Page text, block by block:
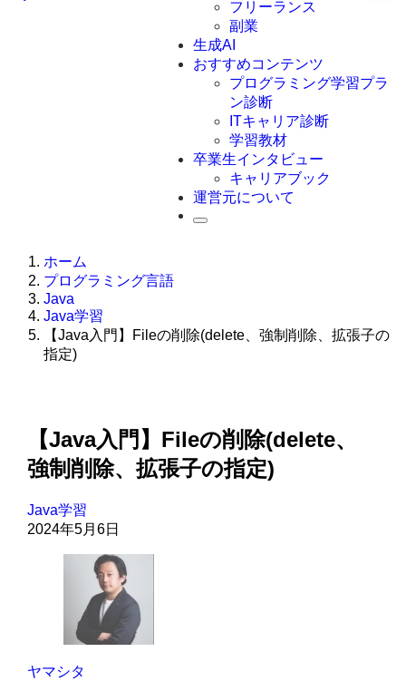
JavaScript
Swift
Ruby
フリーランス
副業
生成AI
おすすめコンテンツ
プログラミング学習プラ
ン診断
ITキャリア診断
学習教材
卒業生インタビュー
キャリアブック
運営元について
ホーム
プログラミング言語
Java
Java学習
【Java入門】Fileの削除(delete、強制削除、拡張子の
指定)
【Java入門】Fileの削除(delete、
強制削除、拡張子の指定)
Java学習
2024年5月6日
ヤマシタ